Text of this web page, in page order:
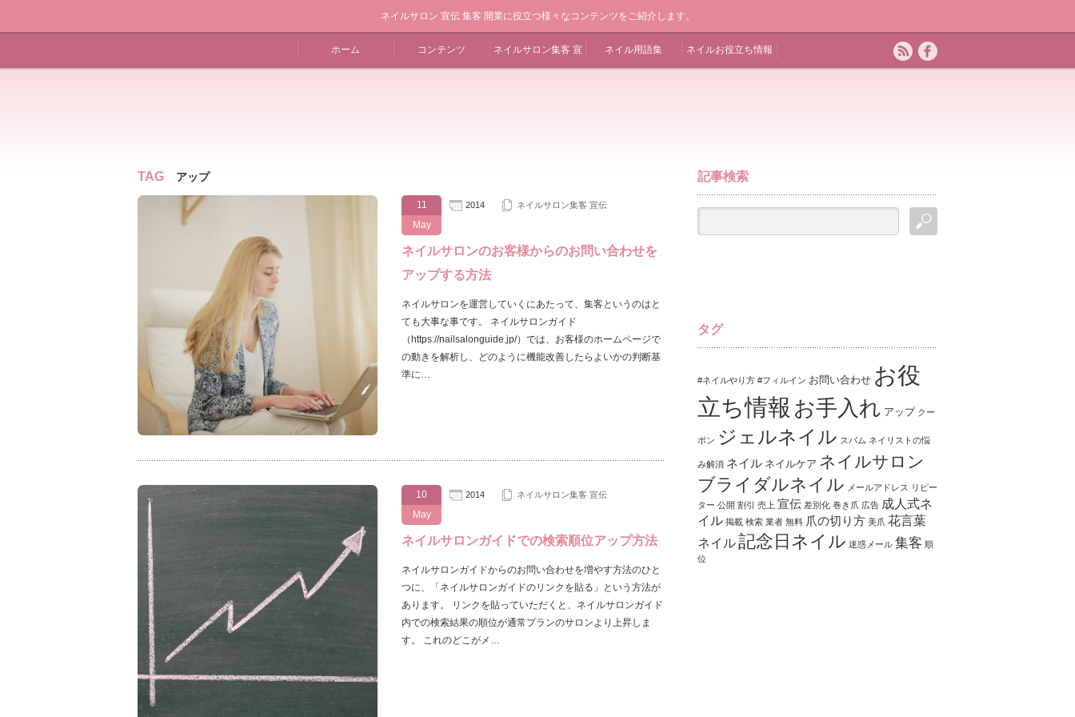
ネイルサロン 宣伝 集客 開業に役立つ様々なコンテンツをご紹介します。
ホーム コンテンツ ネイルサロン集客 宣 ネイル用語集 ネイルお役立ち情報
TAG アップ
11
May
2014 ネイルサロン集客 宣伝
ネイルサロンのお客様からのお問い合わせを
アップする方法
ネイルサロンを運営していくにあたって、集客というのはと
ても大事な事です。 ネイルサロンガイド
（https://nailsalonguide.jp/）では、お客様のホームページで
の動きを解析し、どのように機能改善したらよいかの判断基
準に…
10
May
2014 ネイルサロン集客 宣伝
ネイルサロンガイドでの検索順位アップ方法
ネイルサロンガイドからのお問い合わせを増やす方法のひと
つに、「ネイルサロンガイドのリンクを貼る」という方法が
あります。 リンクを貼っていただくと、ネイルサロンガイド
内での検索結果の順位が通常プランのサロンより上昇しま
す。 これのどこがメ…
記事検索
タグ
#ネイルやり方 #フィルイン お問い合わせ お役
立ち情報 お手入れ アップ クー
ポン ジェルネイル スパム ネイリストの悩
み解消 ネイル ネイルケア ネイルサロン
ブライダルネイル メールアドレス リピー
ター 公開 割引 売上 宣伝 差別化 巻き爪 広告 成人式ネ
イル 掲載 検索 業者 無料 爪の切り方 美爪 花言葉
ネイル記念日ネイル 迷惑メール 集客 順
位